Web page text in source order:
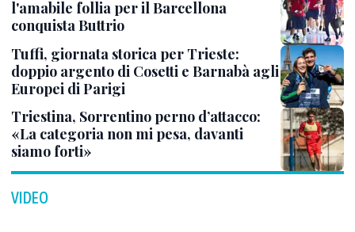
l'amabile follia per il Barcellona
conquista Buttrio
Tuffi, giornata storica per Trieste:
doppio argento di Cosetti e Barnabà agli
Europei di Parigi
Triestina, Sorrentino perno d’attacco:
«La categoria non mi pesa, davanti
siamo forti»
VIDEO